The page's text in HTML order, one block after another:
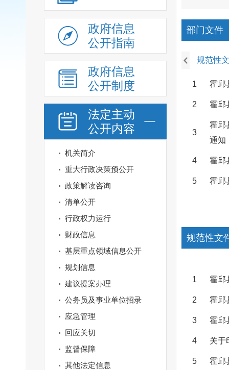
政府信息
公开指南
政府信息
公开制度
法定主动
公开内容
机关简介
重大行政决策预公开
政策解读咨询
清单公开
行政权力运行
财政信息
基层重点领域信息公开
规划信息
建议提案办理
公务员及事业单位招录
应急管理
回应关切
监督保障
其他法定信息
部门文件
规范性
1 霍邱
2 霍邱
3
霍邱
通知
4 霍邱
5 霍邱
规范性文
1 霍邱
2 霍邱
3 霍邱
4 关于
5 霍邱